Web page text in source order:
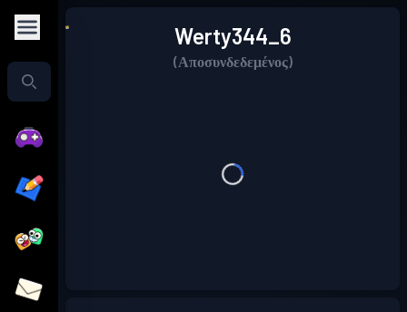
Werty344_6
(Αποσυνδεδεμένος)